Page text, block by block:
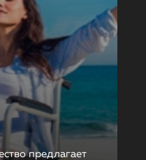
предлагает